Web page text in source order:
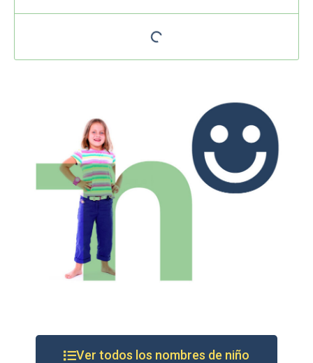
Ver todos los nombres de niño